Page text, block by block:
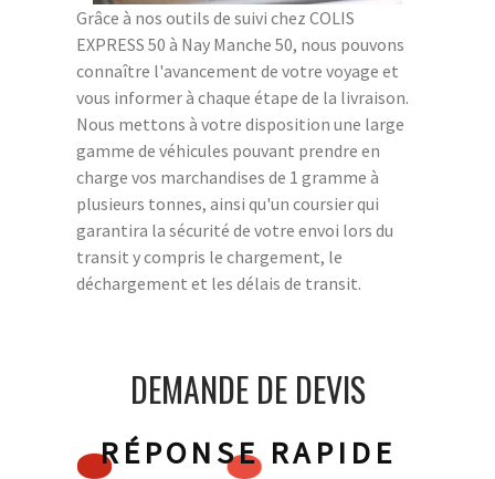
Grâce à nos outils de suivi chez COLIS
EXPRESS 50 à Nay Manche 50, nous pouvons
connaître l'avancement de votre voyage et
vous informer à chaque étape de la livraison.
Nous mettons à votre disposition une large
gamme de véhicules pouvant prendre en
charge vos marchandises de 1 gramme à
plusieurs tonnes, ainsi qu'un coursier qui
garantira la sécurité de votre envoi lors du
transit y compris le chargement, le
déchargement et les délais de transit.
DEMANDE DE DEVIS
RÉPONSE RAPIDE